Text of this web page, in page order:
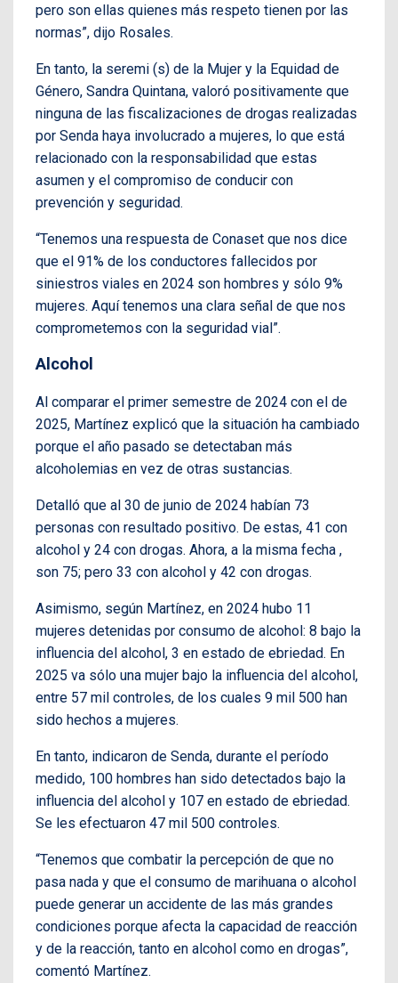
pero son ellas quienes más respeto tienen por las
normas”, dijo Rosales.
En tanto, la seremi (s) de la Mujer y la Equidad de
Género, Sandra Quintana, valoró positivamente que
ninguna de las fiscalizaciones de drogas realizadas
por Senda haya involucrado a mujeres, lo que está
relacionado con la responsabilidad que estas
asumen y el compromiso de conducir con
prevención y seguridad.
“Tenemos una respuesta de Conaset que nos dice
que el 91% de los conductores fallecidos por
siniestros viales en 2024 son hombres y sólo 9%
mujeres. Aquí tenemos una clara señal de que nos
comprometemos con la seguridad vial”.
Alcohol
Al comparar el primer semestre de 2024 con el de
2025, Martínez explicó que la situación ha cambiado
porque el año pasado se detectaban más
alcoholemias en vez de otras sustancias.
Detalló que al 30 de junio de 2024 habían 73
personas con resultado positivo. De estas, 41 con
alcohol y 24 con drogas. Ahora, a la misma fecha ,
son 75; pero 33 con alcohol y 42 con drogas.
Asimismo, según Martínez, en 2024 hubo 11
mujeres detenidas por consumo de alcohol: 8 bajo la
influencia del alcohol, 3 en estado de ebriedad. En
2025 va sólo una mujer bajo la influencia del alcohol,
entre 57 mil controles, de los cuales 9 mil 500 han
sido hechos a mujeres.
En tanto, indicaron de Senda, durante el período
medido, 100 hombres han sido detectados bajo la
influencia del alcohol y 107 en estado de ebriedad.
Se les efectuaron 47 mil 500 controles.
“Tenemos que combatir la percepción de que no
pasa nada y que el consumo de marihuana o alcohol
puede generar un accidente de las más grandes
condiciones porque afecta la capacidad de reacción
y de la reacción, tanto en alcohol como en drogas”,
comentó Martínez.